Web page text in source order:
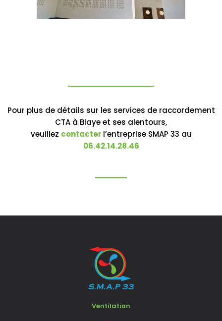
Pour plus de détails sur les services de raccordement
CTA à Blaye et ses alentours,
veuillez contacter l’entreprise SMAP 33 au
06.42.14.28.46
Ventilation